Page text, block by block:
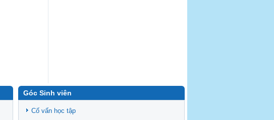
Góc Sinh viên
Cố vấn học tập